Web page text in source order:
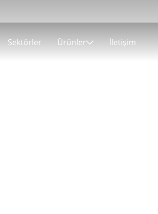
Sektörler Ürünler İletişim